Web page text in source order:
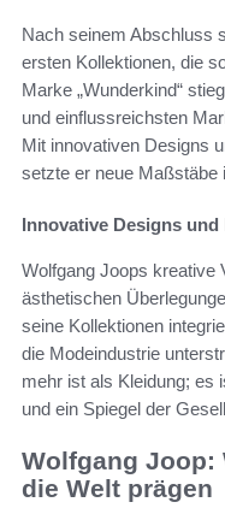
Nach seinem Abschluss
ersten Kollektionen, die
Marke „Wunderkind“
und einflussreichsten
Mit innovativen Designs
setzte er neue Maßstäbe
Innovative Designs
Wolfgang Joops kreative
ästhetischen
seine Kollektionen
die Modeindustrie
mehr ist als Kleidung; es
und ein Spiegel der
Wolfgang Joop:
die Welt prägen